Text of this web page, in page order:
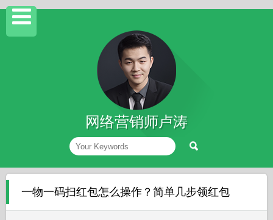
网络营销师卢涛
一物一码扫红包怎么操作？简单几步领红包